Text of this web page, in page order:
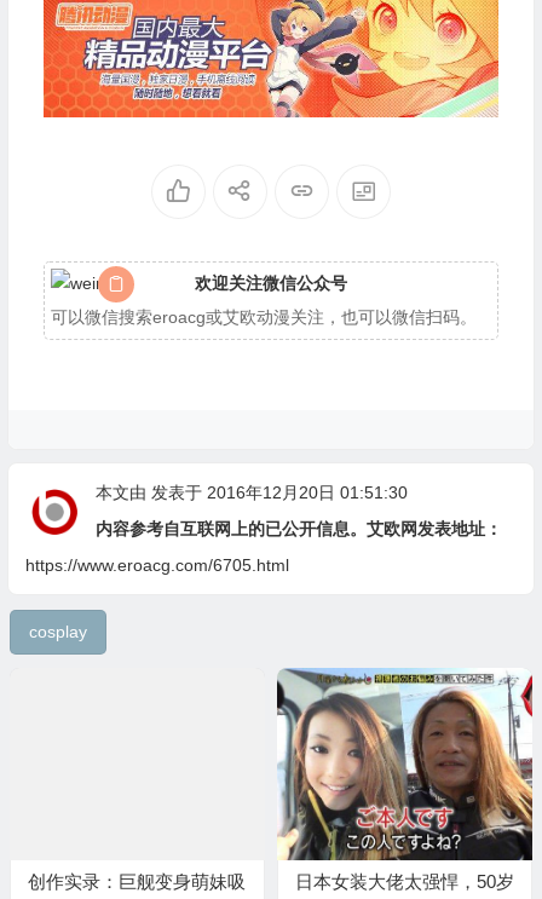
欢迎关注微信公众号
可以微信搜索eroacg或艾欧动漫关注，也可以微信扫码。
本文由 发表于 2016年12月20日 01:51:30
内容参考自互联网上的已公开信息。艾欧网发表地址：
https://www.eroacg.com/6705.html
cosplay
创作实录：巨舰变身萌妹吸
日本女装大佬太强悍，50岁